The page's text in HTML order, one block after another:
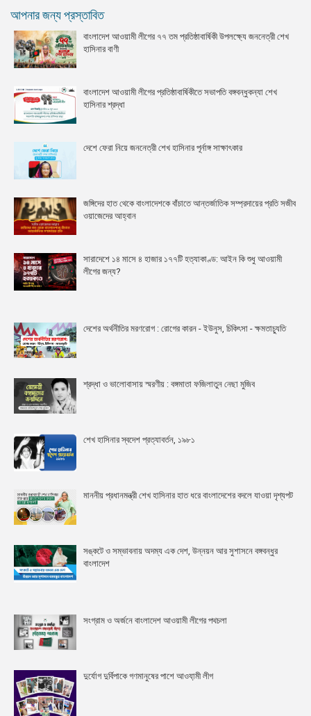
আপনার জন্য প্রস্তাবিত
বাংলাদেশ আওয়ামী লীগের ৭৭ তম প্রতিষ্ঠাবার্ষিকী উপলক্ষ্যে জননেত্রী শেখ
হাসিনার বাণী
বাংলাদেশ আওয়ামী লীগের প্রতিষ্ঠাবার্ষিকীতে সভাপতি বঙ্গবন্ধুকন্যা শেখ
হাসিনার শ্রদ্ধা
দেশে ফেরা নিয়ে জননেত্রী শেখ হাসিনার পূর্নাঙ্গ সাক্ষাৎকার
জঙ্গিদের হাত থেকে বাংলাদেশকে বাঁচাতে আন্তর্জাতিক সম্প্রদায়ের প্রতি সজীব
ওয়াজেদের আহ্বান
সারাদেশে ১৪ মাসে ৪ হাজার ১৭৭টি হত্যাকাণ্ড: আইন কি শুধু আওয়ামী
লীগের জন্য?
দেশের অর্থনীতির মরণরোগ : রোগের কারন - ইউনুস, চিকিৎসা - ক্ষমতাচ্যুতি
শ্রদ্ধা ও ভালোবাসায় স্মরণীয় : বঙ্গমাতা ফজিলাতুন নেছা মুজিব
শেখ হাসিনার স্বদেশ প্রত্যাবর্তন, ১৯৮১
মাননীয় প্রধানমন্ত্রী শেখ হাসিনার হাত ধরে বাংলাদেশের বদলে যাওয়া দৃশ্যপট
সঙ্কটে ও সম্ভাবনায় অদম্য এক দেশ, উন্নয়ন আর সুশাসনে বঙ্গবন্ধুর
বাংলাদেশ
সংগ্রাম ও অর্জনে বাংলাদেশ আওয়ামী লীগের পথচলা
দুর্যোগ দুর্বিপাকে গণমানুষের পাশে আওযা়মী লীগ